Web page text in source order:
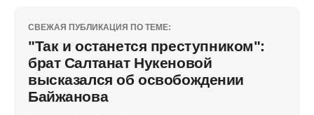
СВЕЖАЯ ПУБЛИКАЦИЯ ПО ТЕМЕ:
"Так и останется преступником":
брат Салтанат Нукеновой
высказался об освобождении
Байжанова